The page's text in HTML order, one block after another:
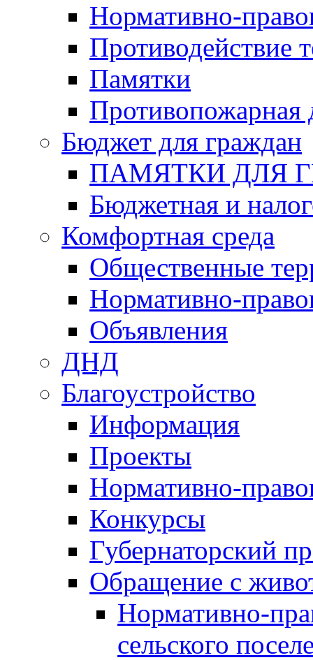
Нормативно-
Противодействие
Памятки
Противопожарная
Бюджет для граждан
ПАМЯТКИ ДЛЯ
Бюджетная и
Комфортная среда
Общественные
Нормативно-
Объявления
ДНД
Благоустройство
Информация
Проекты
Нормативно-
Конкурсы
Губернаторский
Обращение с
Нормативно-
сельского